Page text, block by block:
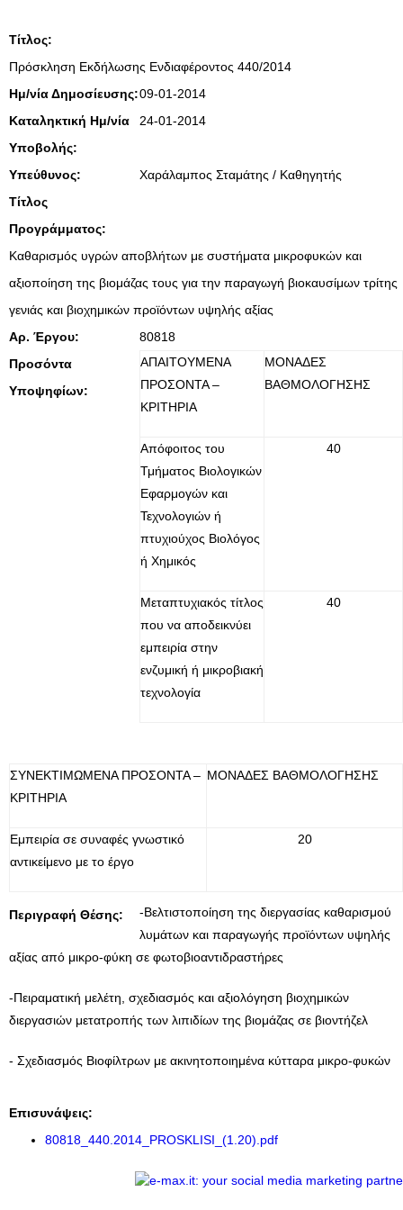
Τίτλος:
Πρόσκληση Εκδήλωσης Ενδιαφέροντος 440/2014
Ημ/νία Δημοσίευσης:09-01-2014
Καταληκτική Ημ/νία
Υποβολής:
24-01-2014
Υπεύθυνος:
Χαράλαμπος Σταμάτης / Καθηγητής
Τίτλος
Προγράμματος:
Καθαρισμός υγρών αποβλήτων με συστήματα μικροφυκών και
αξιοποίηση της βιομάζας τους για την παραγωγή βιοκαυσίμων τρίτης
γενιάς και βιοχημικών προϊόντων υψηλής αξίας
Αρ. Έργου:
80818
Προσόντα
Υποψηφίων:
ΑΠΑΙΤΟΥΜΕΝΑ
ΠΡΟΣΟΝΤΑ –
ΚΡΙΤΗΡΙΑ
ΜΟΝΑΔΕΣ
ΒΑΘΜΟΛΟΓΗΣΗΣ
Απόφοιτος του
Τμήματος Βιολογικών
Εφαρμογών και
Τεχνολογιών ή
πτυχιούχος Βιολόγος
ή Χημικός
40
Μεταπτυχιακός τίτλος
που να αποδεικνύει
εμπειρία στην
ενζυμική ή μικροβιακή
τεχνολογία
40
ΣΥΝΕΚΤΙΜΩΜΕΝΑ ΠΡΟΣΟΝΤΑ –
ΚΡΙΤΗΡΙΑ
ΜΟΝΑΔΕΣ ΒΑΘΜΟΛΟΓΗΣΗΣ
Εμπειρία σε συναφές γνωστικό
αντικείμενο με το έργο
20
Περιγραφή Θέσης:
-Βελτιστοποίηση της διεργασίας καθαρισμού
λυμάτων και παραγωγής προϊόντων υψηλής
αξίας από μικρο-φύκη σε φωτοβιοαντιδραστήρες
-Πειραματική μελέτη, σχεδιασμός και αξιολόγηση βιοχημικών
διεργασιών μετατροπής των λιπιδίων της βιομάζας σε βιοντήζελ
- Σχεδιασμός Βιοφίλτρων με ακινητοποιημένα κύτταρα μικρο-φυκών
Επισυνάψεις:
80818_440.2014_PROSKLISI_(1.20).pdf